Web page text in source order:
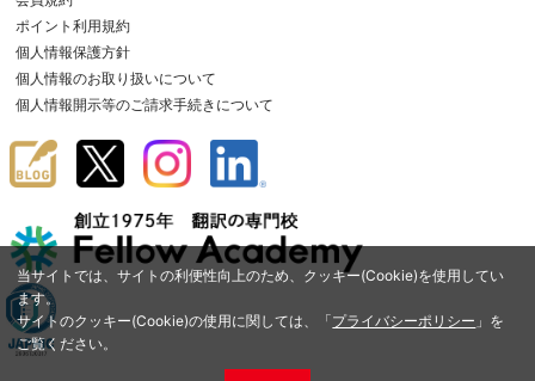
当サイトでは、サイトの利便性向上のため、クッキー(Cookie)を使用してい
ます。
サイトのクッキー(Cookie)の使用に関しては、「プライバシーポリシー 」を
ご覧ください。
ポイント利用規約
個人情報保護方針
個人情報のお取り扱いについて
個人情報開示等のご請求手続きについて